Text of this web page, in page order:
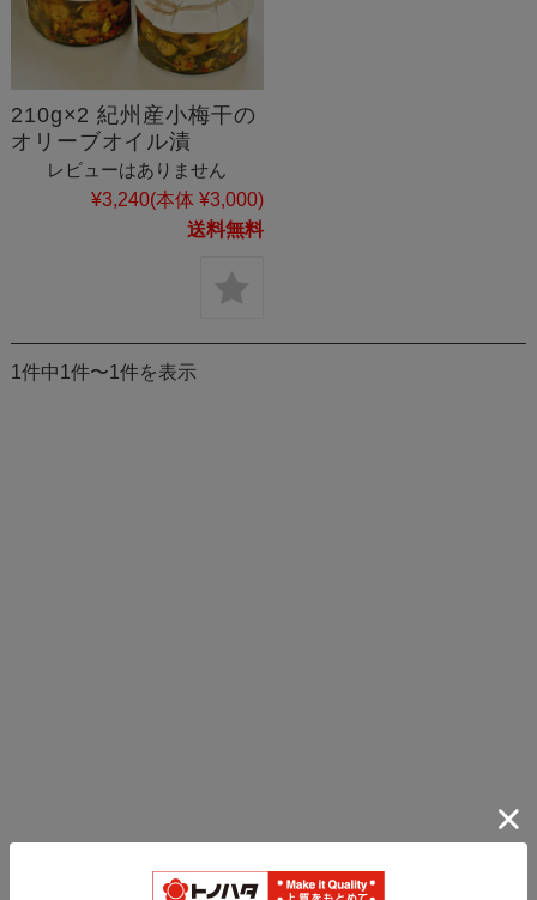
210g×2 紀州産小梅干の
オリーブオイル漬
レビューはありません
¥3,240(本体 ¥3,000)
送料無料
1件中1件〜1件を表示